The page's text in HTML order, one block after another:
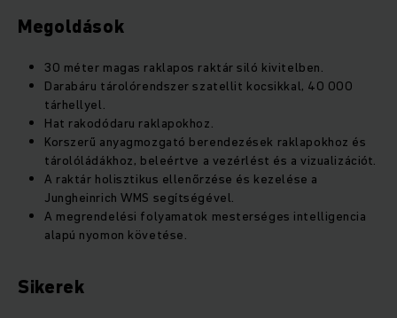
Megoldások
30 méter magas raklapos raktár siló kivitelben.
Darabáru tárolórendszer szatellit kocsikkal, 40 000
tárhellyel.
Hat rakodódaru raklapokhoz.
Korszerű anyagmozgató berendezések raklapokhoz és
tárolóládákhoz, beleértve a vezérlést és a vizualizációt.
A raktár holisztikus ellenőrzése és kezelése a
Jungheinrich WMS segítségével.
A megrendelési folyamatok mesterséges intelligencia
alapú nyomon követése.
Sikerek